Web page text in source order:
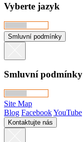
Vyberte jazyk
Smluvní podmínky
Smluvní podmínky
Site Map
Blog FacebookYouTube
Kontaktujte nás